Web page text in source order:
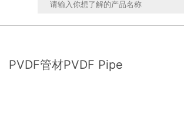
PVDF管材PVDF Pipe